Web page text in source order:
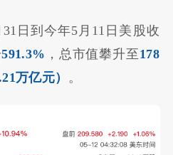
日到今年5月11日美股收
591.3% ，总市值攀升至178
万亿元）
。